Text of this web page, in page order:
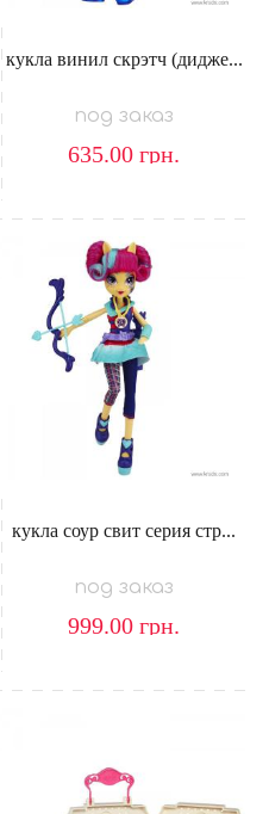
кукла винил скрэтч (дидже...
под заказ
635.00 грн.
кукла соур свит серия стр...
под заказ
999.00 грн.